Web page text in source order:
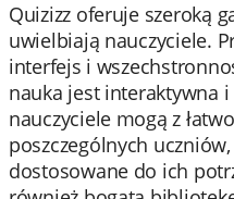
Quizizz oferuje szeroką
uwielbiają nauczyciele.
interfejs i
nauka jest interaktywna
nauczyciele mogą z
poszczególnych
dostosowane do ich